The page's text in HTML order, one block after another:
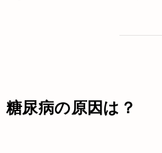
糖尿病の原因は？